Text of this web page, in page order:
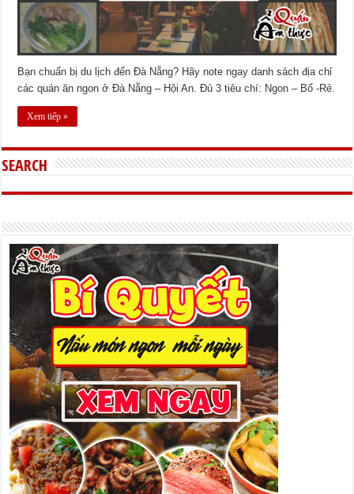
Bạn chuẩn bị du lịch đến Đà Nẵng? Hãy note ngay danh sách địa chỉ
các quán ăn ngon ở Đà Nẵng – Hội An. Đủ 3 tiêu chí: Ngon – Bổ -Rẻ.
Xem tiếp »
SEARCH